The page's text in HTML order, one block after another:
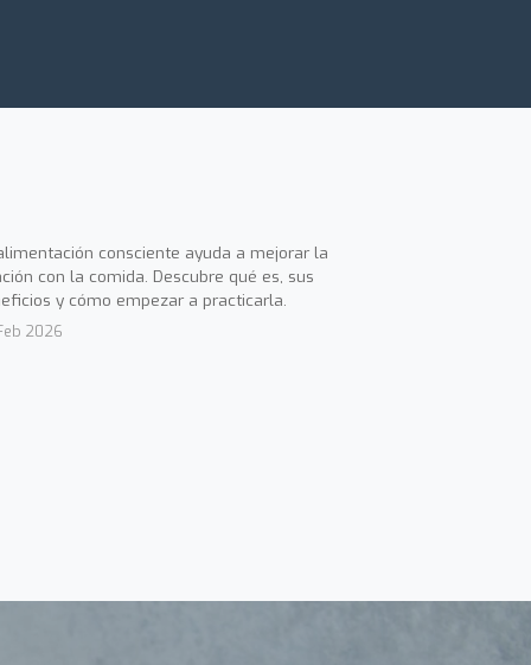
consciente ayuda a mejorar la
con la comida. Descubre qué es, sus
y cómo empezar a practicarla.
2026